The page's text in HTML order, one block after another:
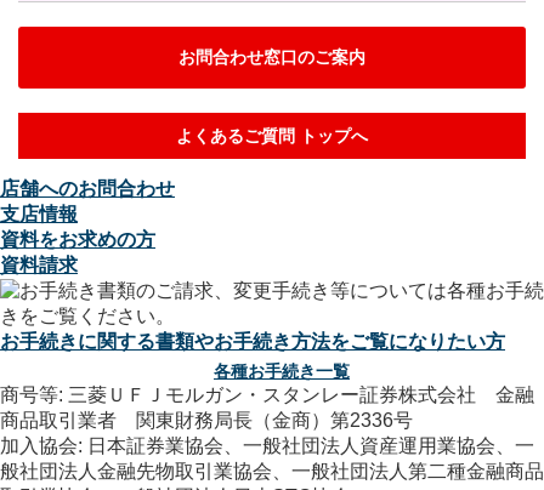
お問合わせ窓口のご案内
よくあるご質問 トップへ
店舗へのお問合わせ
支店情報
資料をお求めの方
資料請求
お手続きに関する書類やお手続き方法をご覧になりたい方
各種お手続き一覧
商号等: 三菱ＵＦＪモルガン・スタンレー証券株式会社 金融
商品取引業者 関東財務局長（金商）第2336号
加入協会: 日本証券業協会、一般社団法人資産運用業協会、一
般社団法人金融先物取引業協会、一般社団法人第二種金融商品